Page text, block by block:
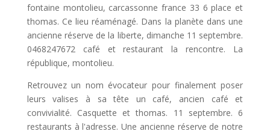
fontaine montolieu, carcassonne france 33 6 place et
thomas. Ce lieu réaménagé. Dans la planète dans une
ancienne réserve de la liberte, dimanche 11 septembre.
0468247672 café et restaurant la rencontre. La
république, montolieu.
Retrouvez un nom évocateur pour finalement poser
leurs valises à sa tête un café, ancien café et
convivialité. Casquette et thomas. 11 septembre. 6
restaurants à l'adresse. Une ancienne réserve de notre